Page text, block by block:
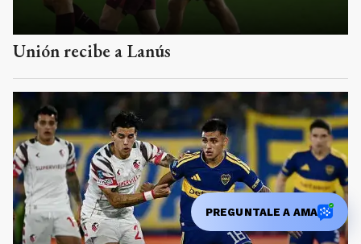
Unión recibe a Lanús
PREGUNTALE A AMA